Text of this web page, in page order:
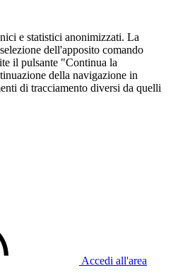
e statistici anonimizzati. La
dell'apposito comando
il pulsante "Continua la
della navigazione in
di tracciamento diversi da quelli
Accedi all'area